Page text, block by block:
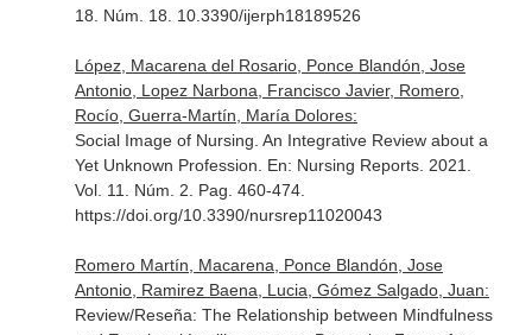
18. Núm. 18. 10.3390/ijerph18189526
López, Macarena del Rosario, Ponce Blandón, Jose
Antonio, Lopez Narbona, Francisco Javier, Romero,
Rocío, Guerra-Martín, María Dolores:
Social Image of Nursing. An Integrative Review about a
Yet Unknown Profession. En: Nursing Reports. 2021.
Vol. 11. Núm. 2. Pag. 460-474.
https://doi.org/10.3390/nursrep11020043
Romero Martín, Macarena, Ponce Blandón, Jose
Antonio, Ramirez Baena, Lucia, Gómez Salgado, Juan:
Review/Reseña: The Relationship between Mindfulness